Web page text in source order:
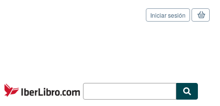
Pasar al contenido principal
IberLibro.com
Iniciar sesión